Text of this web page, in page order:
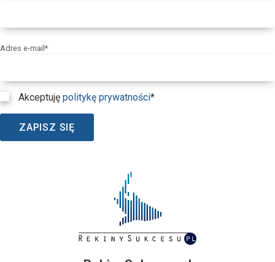
Adres e-mail*
Akceptuję politykę prywatności*
ZAPISZ SIĘ